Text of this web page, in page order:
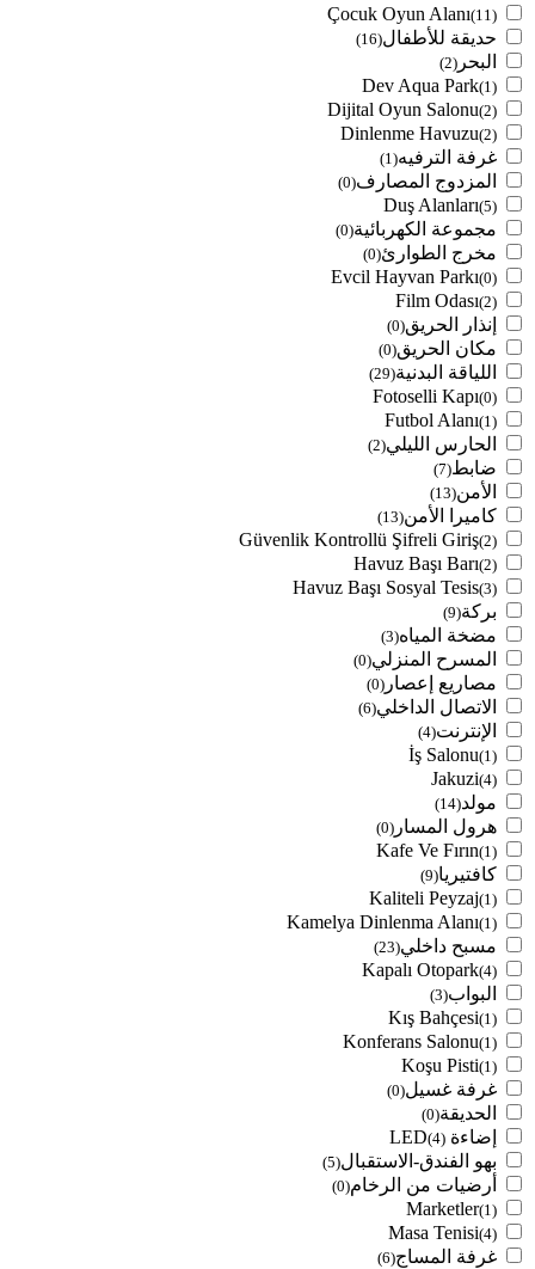
Çocuk Oyun Alanı(11)
حديقة للأطفال(16)
البحر (2)
Dev Aqua Park(1)
Dijital Oyun Salonu(2)
Dinlenme Havuzu(2)
غرفة الترفيه(1)
المزدوج المصارف(0)
Duş Alanları(5)
مجموعة الكهربائية(0)
مخرج الطوارئ(0)
Evcil Hayvan Parkı(0)
Film Odası(2)
إنذار الحريق(0)
مكان الحريق(0)
اللياقة البدنية(29)
Fotoselli Kapı(0)
Futbol Alanı(1)
الحارس الليلي(2)
ضابط(7)
الأمن(13)
كاميرا الأمن(13)
Güvenlik Kontrollü Şifreli Giriş(2)
Havuz Başı Barı(2)
Havuz Başı Sosyal Tesis(3)
بركة(9)
مضخة المياه(3)
المسرح المنزلي(0)
مصاريع إعصار (0)
الاتصال الداخلي(6)
الإنترنت(4)
İş Salonu(1)
Jakuzi(4)
مولد(14)
هرول المسار (0)
Kafe Ve Fırın(1)
كافتيريا(9)
Kaliteli Peyzaj(1)
Kamelya Dinlenma Alanı(1)
مسبح داخلي(23)
Kapalı Otopark(4)
البواب(3)
Kış Bahçesi(1)
Konferans Salonu(1)
Koşu Pisti(1)
غرفة غسيل(0)
الحديقة(0)
إضاءة LED (4)
بهو الفندق-الاستقبال(5)
أرضيات من الرخام(0)
Marketler(1)
Masa Tenisi(4)
غرفة المساج(6)